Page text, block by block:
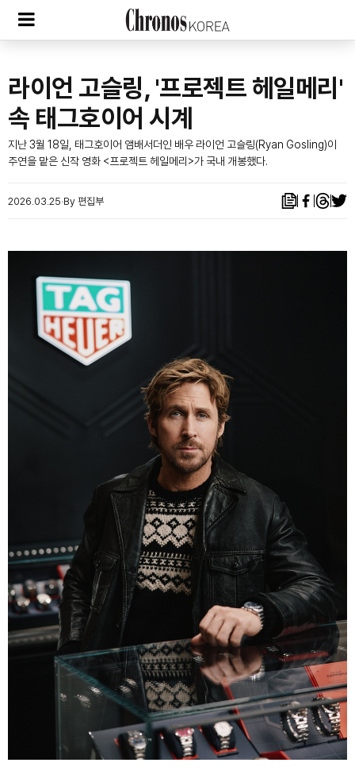
라이언 고슬링, '프로젝트 헤일메리'
속 태그호이어 시계
지난 3월 18일, 태그호이어 앰배서더인 배우 라이언 고슬링(Ryan Gosling)이
주연을 맡은 신작 영화 <프로젝트 헤일메리>가 국내 개봉했다.
2026.03.25 By 편집부